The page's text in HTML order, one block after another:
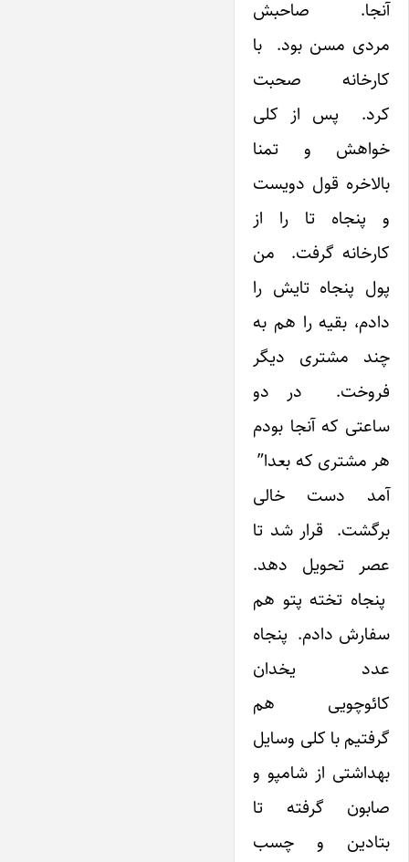
آنجا. صاحبش
مردی مسن بود. با
کارخانه صحبت
کرد. پس از کلی
خواهش و تمنا
بالاخره قول دویست
و پنجاه تا را از
کارخانه گرفت. من
پول پنجاه تایش را
دادم، بقیه را هم به
چند مشتری دیگر
فروخت. در دو
ساعتی که آنجا بودم
هر مشتری که بعدا”
آمد دست خالی
برگشت. قرار شد تا
عصر تحویل دهد.
پنجاه تخته پتو هم
سفارش دادم. پنجاه
عدد یخدان
کائوچویی هم
گرفتیم با کلی وسایل
بهداشتی از شامپو و
صابون گرفته تا
بتادین و چسب